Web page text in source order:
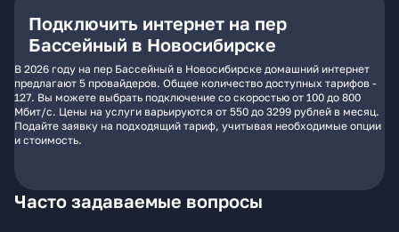
Подключить интернет на пер
Бассейный в Новосибирске
В 2026 году на пер Бассейный в Новосибирске домашний интернет
предлагают 5 провайдеров. Общее количество доступных тарифов -
127. Вы можете выбрать подключение со скоростью от 100 до 800
Мбит/с. Цены на услуги варьируются от 550 до 3299 рублей в месяц.
Подайте заявку на подходящий тариф, учитывая необходимые опции
и стоимость.
Часто задаваемые вопросы